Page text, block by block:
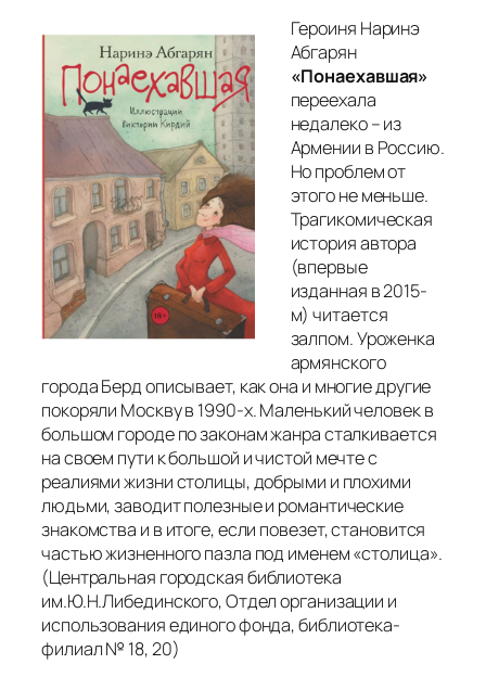
Героиня Наринэ
Абгарян
«Понаехавшая»
переехала
недалеко – из
Армении в Россию.
Но проблем от
этого не меньше.
Трагикомическая
история автора
(впервые
изданная в 2015-
м) читается
залпом. Уроженка
армянского
города Берд описывает, как она и многие другие
покоряли Москву в 1990-х. Маленький человек в
большом городе по законам жанра сталкивается
на своем пути к большой и чистой мечте с
реалиями жизни столицы, добрыми и плохими
людьми, заводит полезные и романтические
знакомства и в итоге, если повезет, становится
частью жизненного пазла под именем «столица».
(Центральная городская библиотека
им.Ю.Н.Либединского, Отдел организации и
использования единого фонда, библиотека-
филиал № 18, 20)